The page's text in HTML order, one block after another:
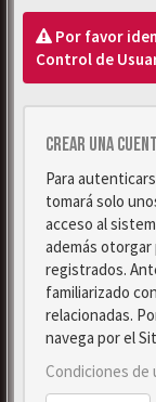
Por favor
Control de
Crear una
Para
tomará solo
acceso al
además otorgar
registrados.
familiarizado
relacionadas.
navega por el
Condiciones de